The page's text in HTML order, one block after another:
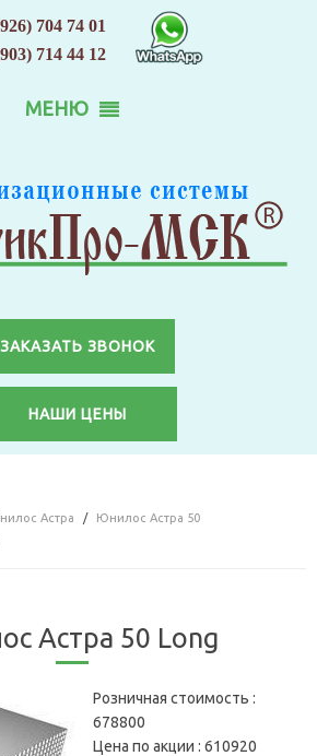
704 74 01
714 44 12
МЕНЮ
ЗАКАЗАТЬ ЗВОНОК
НАШИ ЦЕНЫ
Астра
Юнилос Астра 50
Астра 50 Long
Розничная стоимость :
678800
Цена по акции : 610920